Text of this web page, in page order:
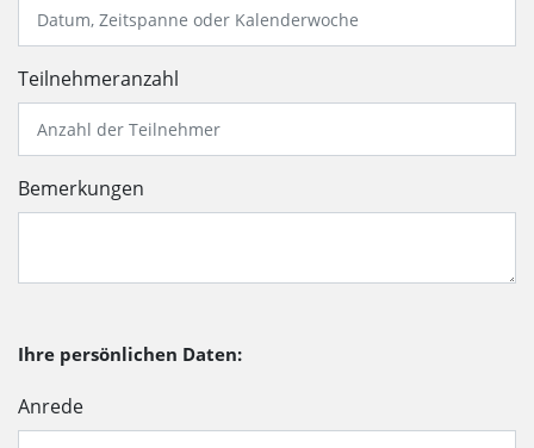
Teilnehmeranzahl
Bemerkungen
Ihre persönlichen Daten:
Anrede